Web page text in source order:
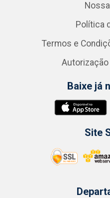
Política
Termos e
Autorização
Baixe já
Site